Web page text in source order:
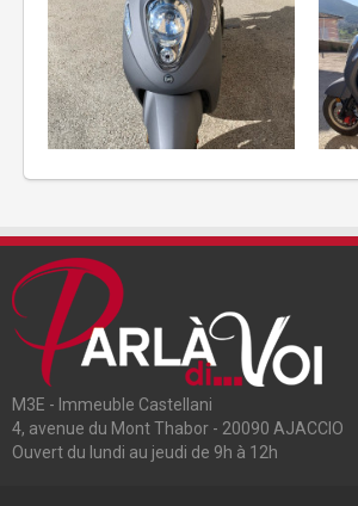
M3E - Immeuble Castellani
4, avenue du Mont Thabor - 20090 AJACCIO
Ouvert du lundi au jeudi de 9h à 12h